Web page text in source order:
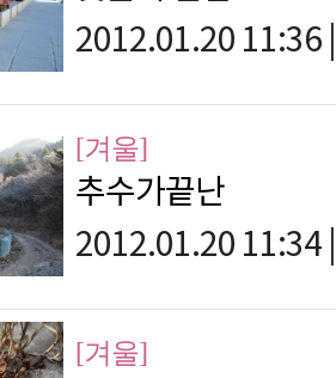
2012.01.20 11:36
[겨울]
추수가끝난
2012.01.20 11:34
[겨울]